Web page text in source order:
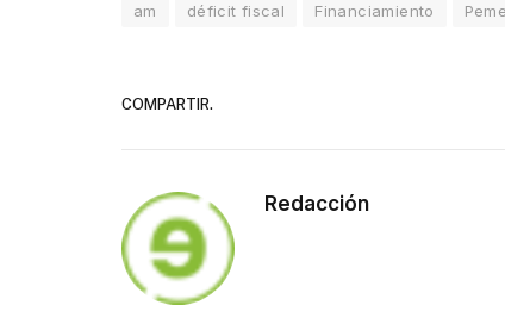
am déficit fiscal Financiamiento
COMPARTIR.
Redacción